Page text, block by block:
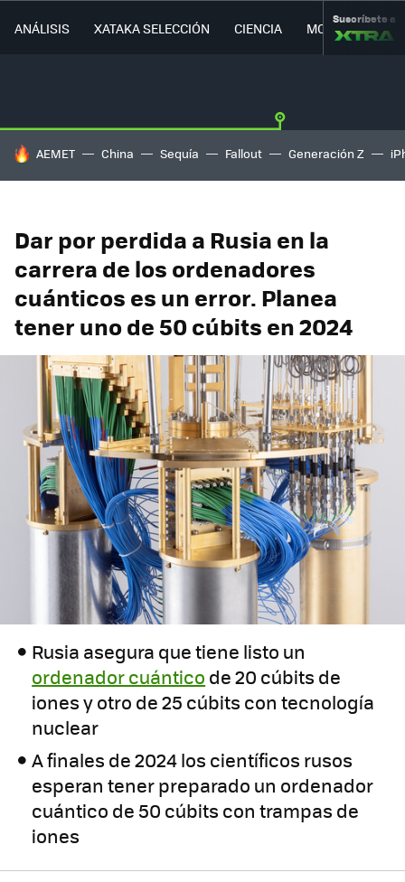
ANÁLISIS XATAKA SELECCIÓN CIENCIA MOVILIDAD
Suscríbete a
HOY SE HABLA DE
AEMET China Sequía Fallout Generación Z
Dar por perdida a Rusia en la
carrera de los ordenadores
cuánticos es un error. Planea
tener uno de 50 cúbits en 2024
Rusia asegura que tiene listo un
ordenador cuántico de 20 cúbits de
iones y otro de 25 cúbits con tecnología
nuclear
A finales de 2024 los científicos rusos
esperan tener preparado un ordenador
cuántico de 50 cúbits con trampas de
iones